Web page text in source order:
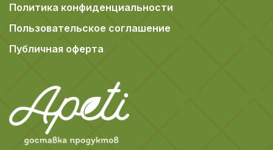
Политика конфиденциальности
Пользовательское соглашение
Публичная оферта